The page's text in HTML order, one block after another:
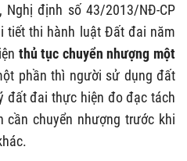
định số 43/2013/NĐ-CP
tiết thi hành luật Đất đai năm
thủ tục chuyển nhượng một
phần thì người sử dụng đất
đất đai thực hiện đo đạc tách
chuyển nhượng trước khi